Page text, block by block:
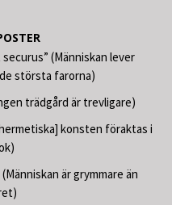
(Människan lever
största farorna)
trädgård är trevligare)
konsten föraktas i
är grymmare än